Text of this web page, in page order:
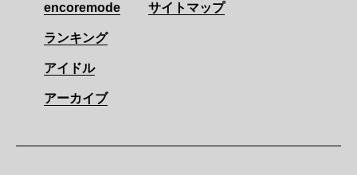
encoremode
ランキング
アイドル
アーカイブ
サイトマップ